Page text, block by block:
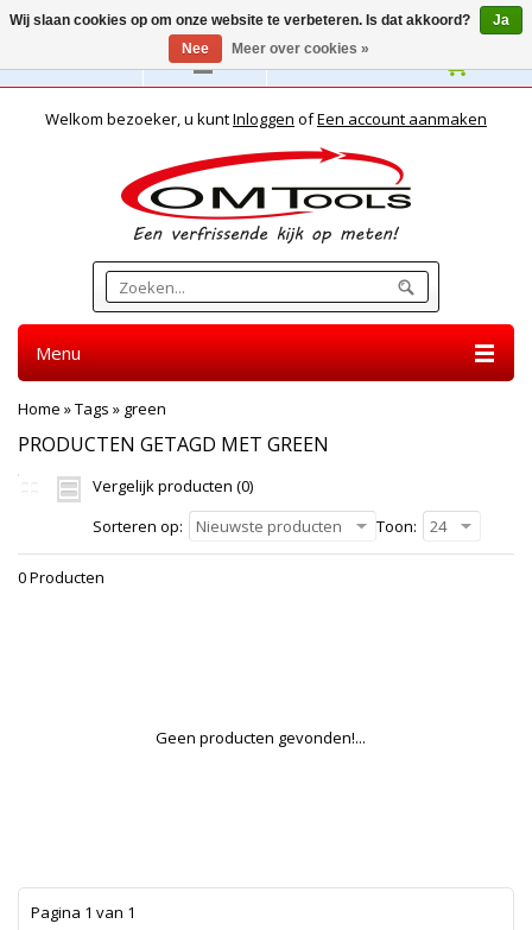
Nederlands
Welkom bezoeker, u kuntInloggen ofEen account aanmaken
Menu
Home »Tags » green
PRODUCTEN GETAGD MET GREEN
Vergelijk producten (0)
Sorteren op:
Nieuwste producten Toon: 24
0 Producten
Geen producten gevonden!...
Pagina 1 van 1
Wij slaan cookies op om onze website te verbeteren. Is dat akkoord?
Ja
Nee
Meer over cookies »